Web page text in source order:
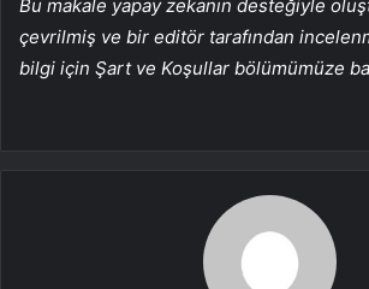
Bu makale yapay zekanın desteğiyle
çevrilmiş ve bir editör tarafından
bilgi için Şart ve Koşullar bölümümüze